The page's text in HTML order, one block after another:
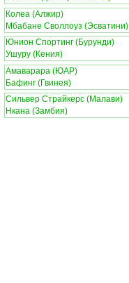
Колеа (Алжир)
Мбабане Своллоуз (Эсватини)
Юнион Спортинг (Бурунди)
Ушуру (Кения)
Амаварара (ЮАР)
Бафинг (Гвинея)
Сильвер Страйкерс (Малави)
Нкана (Замбия)